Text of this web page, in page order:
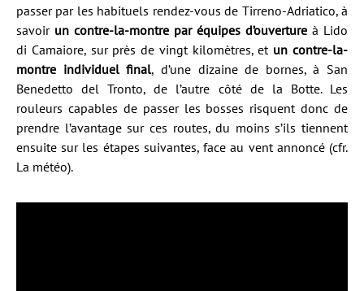
passer par les habituels rendez-vous de Tirreno-Adriatico, à
savoir un contre-la-montre par équipes d’ouverture à Lido
di Camaiore, sur près de vingt kilomètres, et un contre-la-
montre individuel final, d’une dizaine de bornes, à San
Benedetto del Tronto, de l’autre côté de la Botte. Les
rouleurs capables de passer les bosses risquent donc de
prendre l’avantage sur ces routes, du moins s’ils tiennent
ensuite sur les étapes suivantes, face au vent annoncé (cfr.
La météo).